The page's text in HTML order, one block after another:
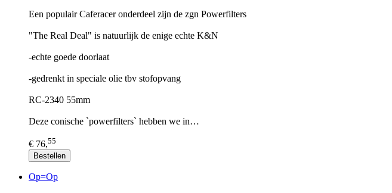
Een populair Caferacer onderdeel zijn de zgn Powerfilters
"The Real Deal" is natuurlijk de enige echte K&N
-echte goede doorlaat
-gedrenkt in speciale olie tbv stofopvang
RC-2340 55mm
Deze conische `powerfilters` hebben we in…
€ 76,55
Bestellen
Op=Op